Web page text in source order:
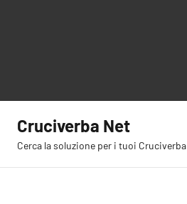
contenuto
Cruciverba Net
Cerca la soluzione per i tuoi Cruciverba